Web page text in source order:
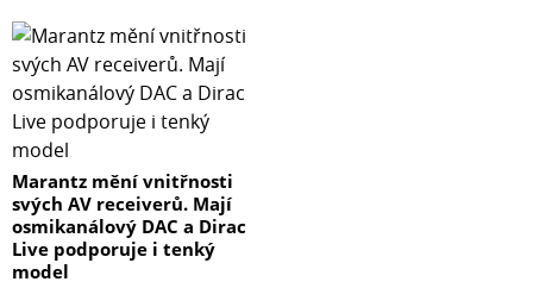
Marantz mění vnitřnosti
svých AV receiverů. Mají
osmikanálový DAC a Dirac
Live podporuje i tenký
model